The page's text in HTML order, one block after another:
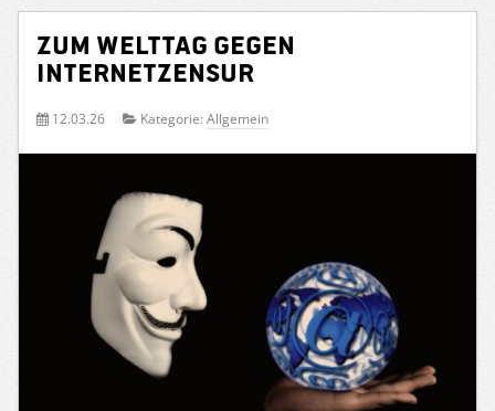
Zum Welttag gegen
Internetzensur
12.03.26 Kategorie: Allgemein